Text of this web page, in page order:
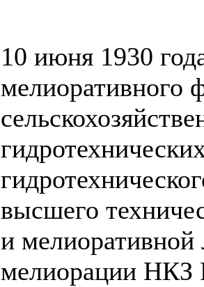
10 июня 1930
мелиоративного
высшего
и мелиоративной
мелиорации НКЗ